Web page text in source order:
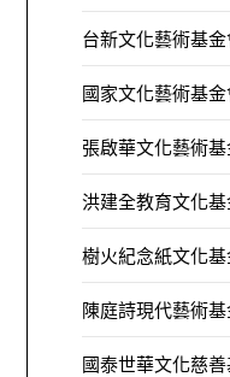
台新文化藝術基
國家文化藝術基
張啟華文化藝術
洪建全教育文化
樹火紀念紙文化
陳庭詩現代藝術
國泰世華文化慈